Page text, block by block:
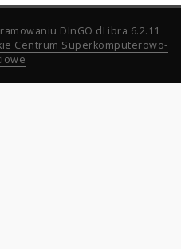
DInGO dLibra 6.2.11
Centrum Superkomputerowo-